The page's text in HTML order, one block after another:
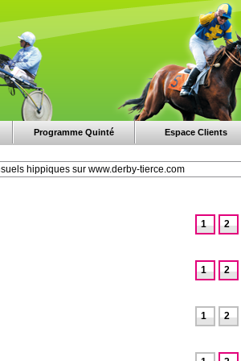
Espace Clients
Programme Quinté
2
1
2
1
2
1